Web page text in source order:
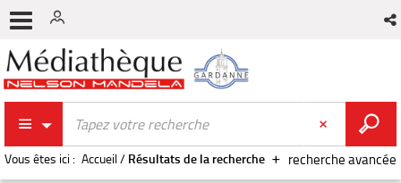
recherche avancée
Vous êtes ici : Accueil/ Résultats de la recherche